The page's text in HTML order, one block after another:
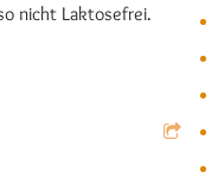
nicht Laktosefrei.